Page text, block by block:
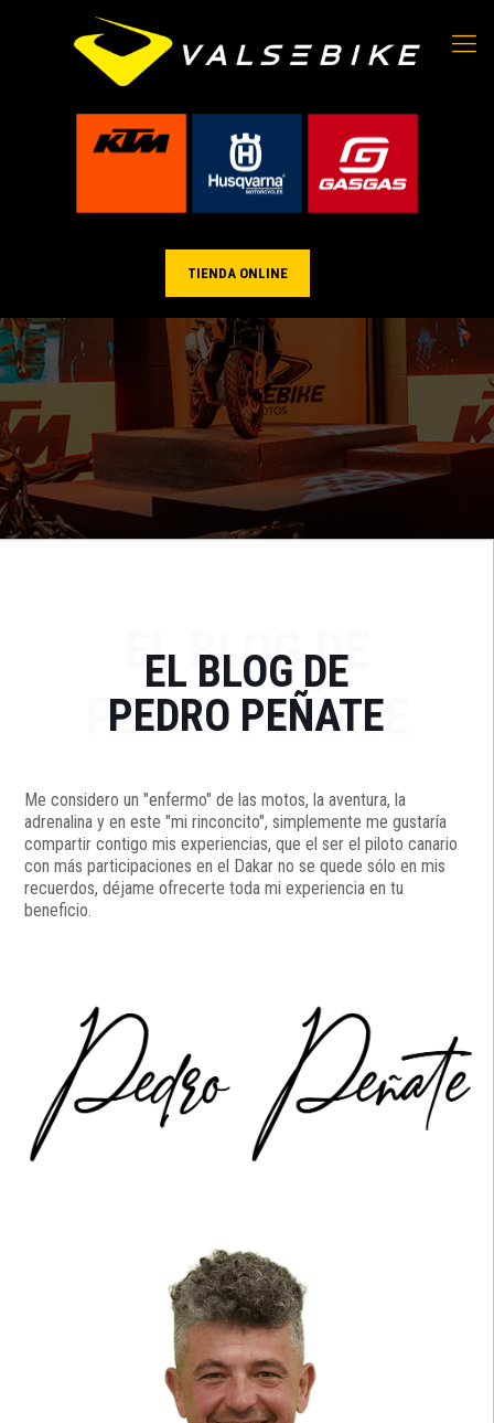
TIENDA ONLINE
EL BLOG DE
PEDRO PEÑATE
EL BLOG DE
PEDRO PEÑATE
Me considero un "enfermo" de las motos, la aventura, la
adrenalina y en este "mi rinconcito", simplemente me gustaría
compartir contigo mis experiencias, que el ser el piloto canario
con más participaciones en el Dakar no se quede sólo en mis
recuerdos, déjame ofrecerte toda mi experiencia en tu
beneficio.